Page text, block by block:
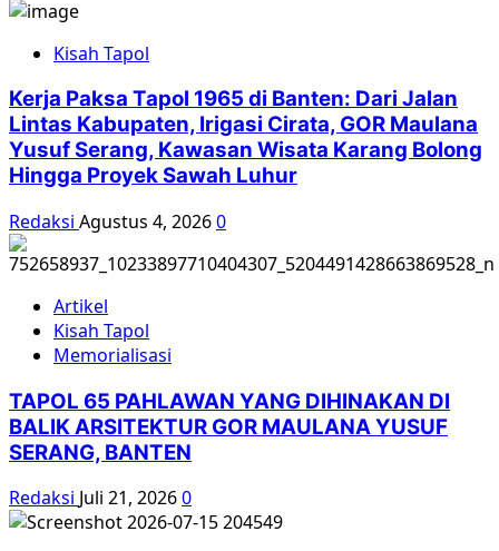
Kisah Tapol
Kerja Paksa Tapol 1965 di Banten: Dari Jalan
Lintas Kabupaten, Irigasi Cirata, GOR Maulana
Yusuf Serang, Kawasan Wisata Karang Bolong
Hingga Proyek Sawah Luhur
Redaksi Agustus 4, 20260
Artikel
Kisah Tapol
Memorialisasi
TAPOL 65 PAHLAWAN YANG DIHINAKAN DI
BALIK ARSITEKTUR GOR MAULANA YUSUF
SERANG, BANTEN
Redaksi Juli 21, 20260